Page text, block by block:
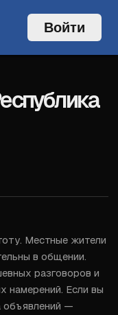
Войти
Местные жители
в общении.
разговоров и
намерений. Если вы
объявлений —